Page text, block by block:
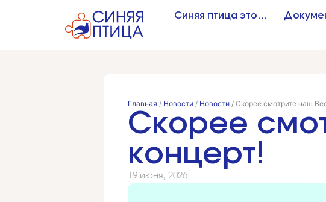
Синяя птица это…
Главная / Новости / Новости / Скорее смотрите наш
Скорее
концерт!
19 июня, 2026